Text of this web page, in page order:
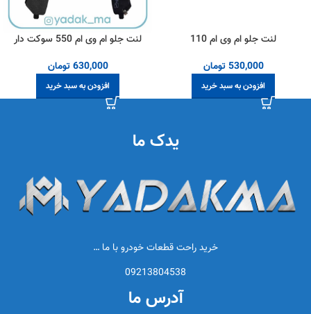
لنت جلو ام وی ام 110
530,000 تومان
افزودن به سبد خرید
لنت جلو ام وی ام 550 سوکت دار
630,000 تومان
افزودن به سبد خرید
یدک ما
خرید راحت قطعات خودرو با ما …
09213804538
آدرس ما